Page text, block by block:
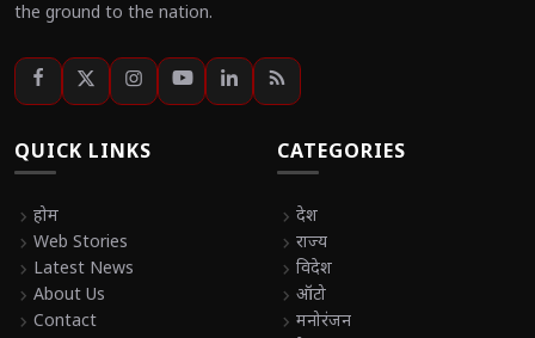
the ground to the nation.
QUICK LINKS
chevron_right होम
chevron_right Web Stories
chevron_right Latest News
chevron_right About Us
chevron_right Contact
CATEGORIES
chevron_right देश
chevron_right राज्य
chevron_right विदेश
chevron_right ऑटो
chevron_right मनोरंजन